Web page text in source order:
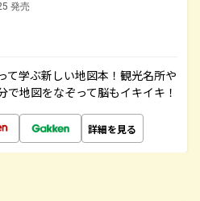
発売
て学ぶ新しい地図本！観光名所や
地図をなぞって脳もイキイキ！
詳細を見る